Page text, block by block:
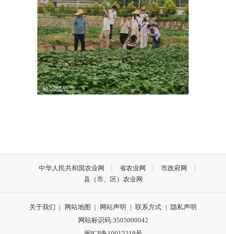
中华人民共和国农业网 省农业网
市政府网
县（市、区）农业网
关于我们 | 网站地图 | 网站声明 | 联系方式 | 隐私声明
网站标识码:3505000042